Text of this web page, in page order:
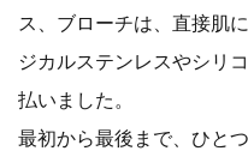
ス、ブローチは、直接肌
ジカルステンレスやシリ
払いました。
最初から最後まで、ひと